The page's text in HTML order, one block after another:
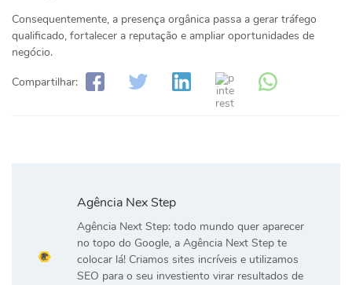
Consequentemente, a presença orgânica passa a gerar tráfego
qualificado, fortalecer a reputação e ampliar oportunidades de
negócio.
Compartilhar:
Agência Nex Step
Agência Next Step: todo mundo quer aparecer
no topo do Google, a Agência Next Step te
colocar lá! Criamos sites incríveis e utilizamos
SEO para o seu investiento virar resultados de